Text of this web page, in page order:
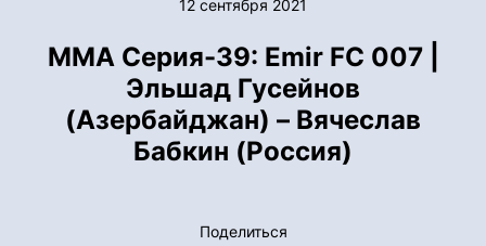
12 сентября 2021
ММА Серия-39: Emir FC 007 |
Эльшад Гусейнов
(Азербайджан) – Вячеслав
Бабкин (Россия)
Поделиться